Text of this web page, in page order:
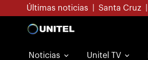
Últimas noticias Santa Cruz
Noticias Unitel TV